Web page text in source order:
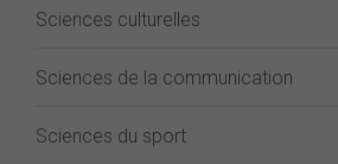
Sciences culturelles
Sciences de la communication
Sciences du sport